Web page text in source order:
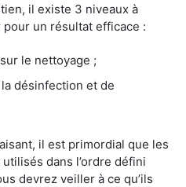
il existe 3 niveaux à
un résultat efficace :
le nettoyage ;
désinfection et de
il est primordial que les
dans l’ordre défini
devrez veiller à ce qu’ils